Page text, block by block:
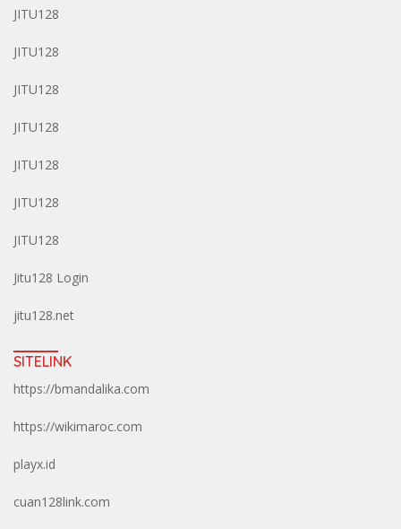
JITU128
JITU128
JITU128
JITU128
JITU128
JITU128
JITU128
Jitu128 Login
jitu128.net
SITELINK
https://bmandalika.com
https://wikimaroc.com
playx.id
cuan128link.com